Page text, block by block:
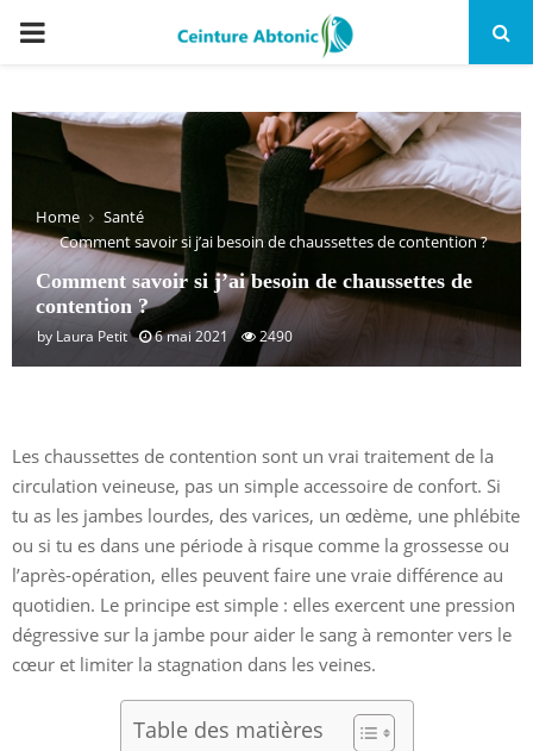
PRIMARY
Home
Santé
Comment savoir si j’ai besoin de chaussettes de contention ?
Comment savoir si j’ai besoin de chaussettes de
contention ?
by Laura Petit 6 mai 2021 2490
Les chaussettes de contention sont un vrai traitement de la
circulation veineuse, pas un simple accessoire de confort. Si
tu as les jambes lourdes, des varices, un œdème, une phlébite
ou si tu es dans une période à risque comme la grossesse ou
l’après-opération, elles peuvent faire une vraie différence au
quotidien. Le principe est simple : elles exercent une pression
dégressive sur la jambe pour aider le sang à remonter vers le
cœur et limiter la stagnation dans les veines.
Table des matières